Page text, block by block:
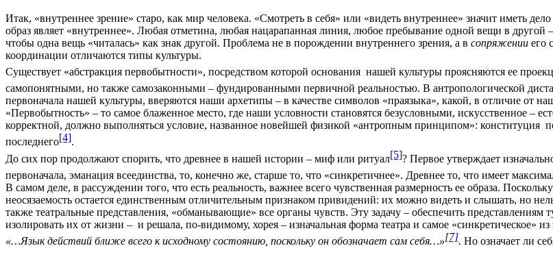
Итак, «внутреннее зрение» старо, как мир человека. «Смотреть в себя» или «видеть внутреннее» значит иметь дело
образ являет «внутреннее». Любая отметина, любая нацарапанная линия, любое пребывание одной вещи в
чтобы одна вещь «читалась» как знак другой. Проблема не в порождении внутреннего зрения, а в сопряжении его
координации отличаются типы культуры.
Существует «абстракция первобытности», посредством которой основания нашей культуры проясняются ее
самопонятными, но также самозаконными – фундированными первичной реальностью. В антропологической
первоначала нашей культуры, вверяются наши архетипы – в качестве символов «праязыка», какой, в отличие от
«Первобытность» – то самое блаженное место, где наши условности становятся безусловными, искусственное –
корректной, должно выполняться условие, названное новейшей физикой «антропным принципом»: конституция
последнего[4].
До сих пор продолжают спорить, что древнее в нашей истории – миф или ритуал[5]? Первое утверждает
первоначала, эманация всеединства, то, конечно же, старше то, что «синкретичнее». Древнее то, что имеет
В самом деле, в рассуждении того, что есть реальность, важнее всего чувственная размерность ее образа.
неосязаемость остается единственным отличительным признаком привидений: их можно видеть и слышать, но
также театральные представления, «обманывающие» все органы чувств. Эту задачу – обеспечить
изолировать их от жизни – и решала, по-видимому, хорея – изначальная форма театра и самое «синкретическое»
«…Язык действий ближе всего к исходному состоянию, поскольку он обозначает сам себя…»[7]. Но означает ли